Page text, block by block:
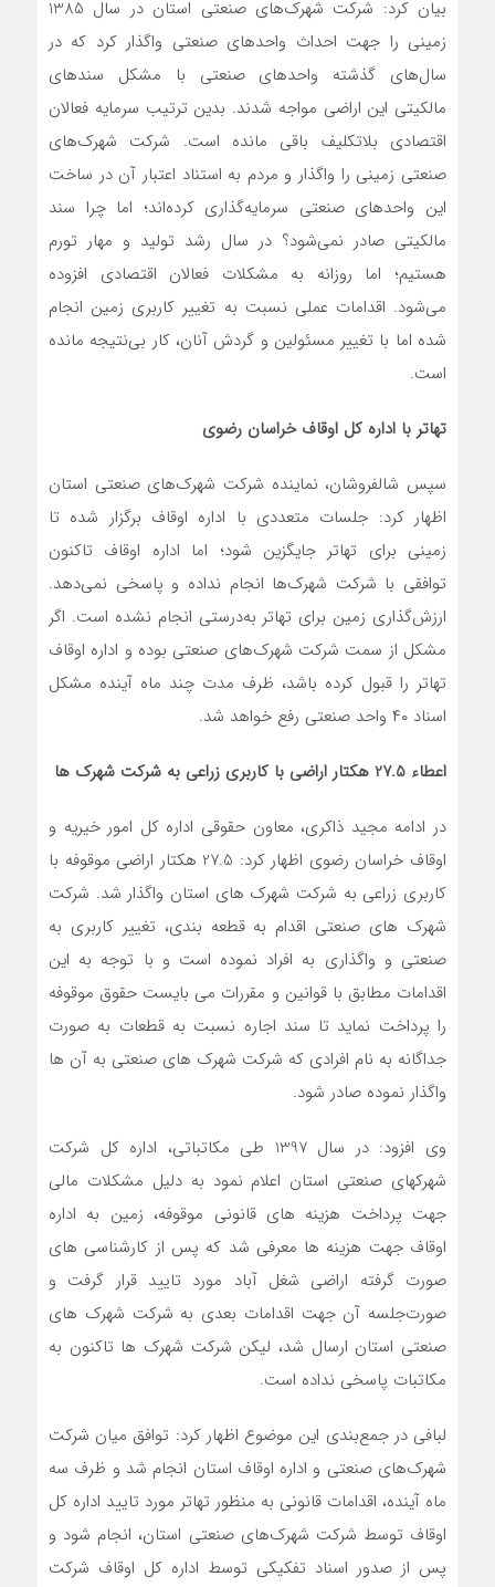
بیان کرد: شرکت شهرک‌های صنعتی استان در سال 1385
زمینی را جهت احداث واحدهای صنعتی واگذار کرد که در
سال‌های گذشته واحدهای صنعتی با مشکل سندهای
مالکیتی این اراضی مواجه شدند. بدین ترتیب سرمایه فعالان
اقتصادی بلاتکلیف باقی مانده است. شرکت شهرک‌های
صنعتی زمینی را واگذار و مردم به استناد اعتبار آن در ساخت
این واحدهای صنعتی سرمایه‌گذاری کرده‌اند؛ اما چرا سند
مالکیتی صادر نمی‌شود؟ در سال رشد تولید و مهار تورم
هستیم؛ اما روزانه به مشکلات فعالان اقتصادی افزوده
می‌شود. اقدامات عملی نسبت به تغییر کاربری زمین انجام
شده اما با تغییر مسئولین و گردش آنان، کار بی‌نتیجه مانده
است.
تهاتر با اداره کل اوقاف خراسان رضوی
سپس شالفروشان، نماینده شرکت شهرک‌های صنعتی استان
اظهار کرد: جلسات متعددی با اداره اوقاف برگزار شده تا
زمینی برای تهاتر جایگزین شود؛ اما اداره اوقاف تاکنون
توافقی با شرکت شهرک‌ها انجام نداده و پاسخی نمی‌دهد.
ارزش‌گذاری زمین برای تهاتر به‌درستی انجام نشده است. اگر
مشکل از سمت شرکت شهرک‌های صنعتی بوده و اداره اوقاف
تهاتر را قبول کرده باشد، ظرف مدت چند ماه آینده مشکل
اسناد ۴۰ واحد صنعتی رفع خواهد شد.
اعطاء 27.5 هکتار اراضی با کاربری زراعی به شرکت شهرک ها
در ادامه مجید ذاکری، معاون حقوقی اداره کل امور خیریه و
اوقاف خراسان رضوی اظهار کرد: 27.5 هکتار اراضی موقوفه با
کاربری زراعی به شرکت شهرک های استان واگذار شد. شرکت
شهرک های صنعتی اقدام به قطعه بندی، تغییر کاربری به
صنعتی و واگذاری به افراد نموده است و با توجه به این
اقدامات مطابق با قوانین و مقررات می بایست حقوق موقوفه
را پرداخت نماید تا سند اجاره نسبت به قطعات به صورت
جداگانه به نام افرادی که شرکت شهرک های صنعتی به آن ها
واگذار نموده صادر شود.
وی افزود: در سال 1397 طی مکاتباتی، اداره کل شرکت
شهرکهای صنعتی استان اعلام نمود به دلیل مشکلات مالی
جهت پرداخت هزینه های قانونی موقوفه، زمین به اداره
اوقاف جهت هزینه ها معرفی شد که پس از کارشناسی های
صورت گرفته اراضی شغل آباد مورد تایید قرار گرفت و
صورت‌جلسه آن جهت اقدامات بعدی به شرکت شهرک های
صنعتی استان ارسال شد، لیکن شرکت شهرک ها تاکنون به
مکاتبات پاسخی نداده است.
لبافی در جمع‌بندی این موضوع اظهار کرد: توافق میان شرکت
شهرک‌های صنعتی و اداره اوقاف استان انجام شد و ظرف سه
ماه آینده، اقدامات قانونی به منظور تهاتر مورد تایید اداره کل
اوقاف توسط شرکت شهرک‌های صنعتی استان، انجام شود و
پس از صدور اسناد تفکیکی توسط اداره کل اوقاف شرکت